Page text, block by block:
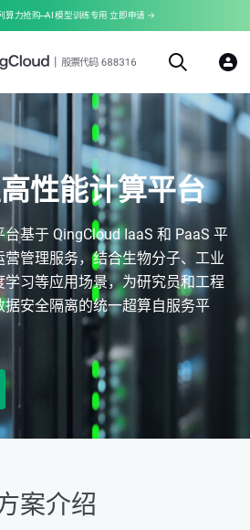
算力抢购--AI 模型训练专用 立即申请 →
性能计算平台
基于 QingCloud IaaS 和 PaaS 平
管理服务，结合生物分子、工业
习等应用场景，为研究员和工程
安全隔离的统一超算自服务平
案介绍